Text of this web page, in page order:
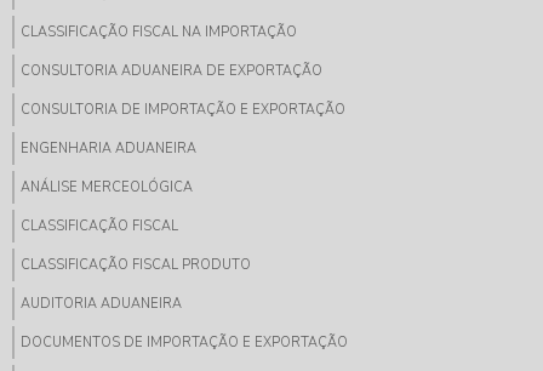
CLASSIFICAÇÃO FISCAL NA IMPORTAÇÃO
CONSULTORIA ADUANEIRA DE EXPORTAÇÃO
CONSULTORIA DE IMPORTAÇÃO E EXPORTAÇÃO
ENGENHARIA ADUANEIRA
ANÁLISE MERCEOLÓGICA
CLASSIFICAÇÃO FISCAL
CLASSIFICAÇÃO FISCAL PRODUTO
AUDITORIA ADUANEIRA
DOCUMENTOS DE IMPORTAÇÃO E EXPORTAÇÃO